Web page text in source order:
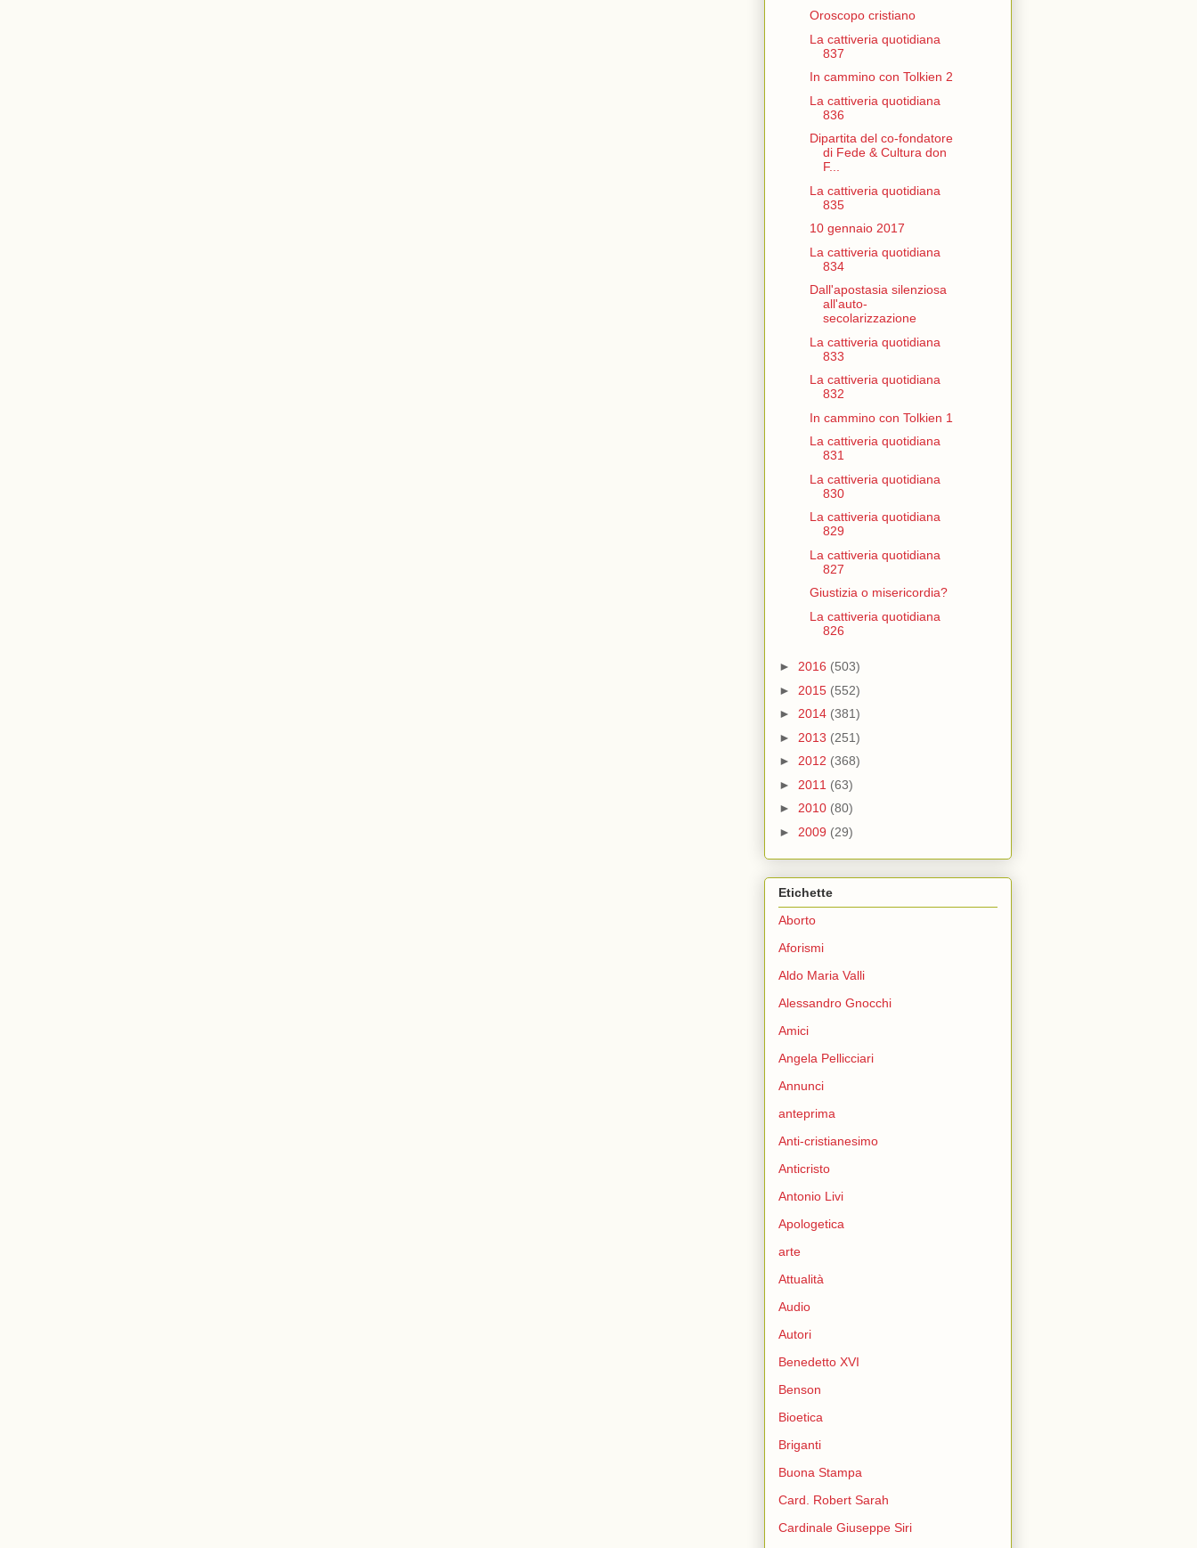
Oroscopo cristiano
La cattiveria quotidiana
837
In cammino con Tolkien 2
La cattiveria quotidiana
836
Dipartita del co-fondatore
di Fede & Cultura don
F...
La cattiveria quotidiana
835
10 gennaio 2017
La cattiveria quotidiana
834
Dall'apostasia silenziosa
all'auto-
secolarizzazione
La cattiveria quotidiana
833
La cattiveria quotidiana
832
In cammino con Tolkien 1
La cattiveria quotidiana
831
La cattiveria quotidiana
830
La cattiveria quotidiana
829
La cattiveria quotidiana
827
Giustizia o misericordia?
La cattiveria quotidiana
826
► 2016 (503)
► 2015 (552)
► 2014 (381)
► 2013 (251)
► 2012 (368)
► 2011 (63)
► 2010 (80)
► 2009 (29)
Etichette
Aborto
Aforismi
Aldo Maria Valli
Alessandro Gnocchi
Amici
Angela Pellicciari
Annunci
anteprima
Anti-cristianesimo
Anticristo
Antonio Livi
Apologetica
arte
Attualità
Audio
Autori
Benedetto XVI
Benson
Bioetica
Briganti
Buona Stampa
Card. Robert Sarah
Cardinale Giuseppe Siri